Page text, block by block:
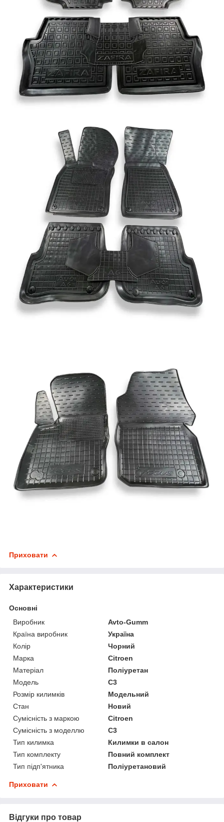
Приховати
Характеристики
Основні
Виробник
Avto-Gumm
Країна виробник
Україна
Колір
Чорний
Марка
Citroen
Матеріал
Поліуретан
Модель
C3
Розмір килимків
Модельний
Стан
Новий
Сумісність з маркою
Citroen
Сумісність з моделлю
C3
Тип килимка
Килимки в салон
Тип комплекту
Повний комплект
Тип підп'ятника
Поліуретановий
Приховати
Відгуки про товар